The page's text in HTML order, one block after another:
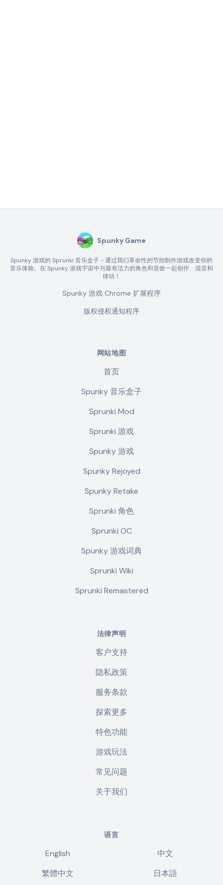
Spunky Game
Spunky 游戏的 Sprunki 音乐盒子 - 通过我们革命性的节拍制作游戏改变你的
音乐体验。在 Spunky 游戏宇宙中与最有活力的角色和音效一起创作、混音和
律动！
Spunky 游戏 Chrome 扩展程序
版权侵权通知程序
网站地图
首页
Spunky 音乐盒子
Sprunki Mod
Sprunki 游戏
Spunky 游戏
Spunky Rejoyed
Spunky Retake
Sprunki 角色
Sprunki OC
Spunky 游戏词典
Sprunki Wiki
Sprunki Remastered
法律声明
客户支持
隐私政策
服务条款
探索更多
特色功能
游戏玩法
常见问题
关于我们
语言
English
中文
繁體中文
日本語